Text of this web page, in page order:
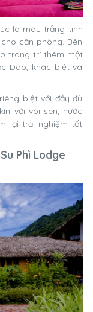
là màu trắng tinh
căn phòng. Bên
trang trí thêm một
Dao, khác biệt và
biệt với đầy đủ
với vòi sen, nước
lại trải nghiệm tốt
Phì Lodge